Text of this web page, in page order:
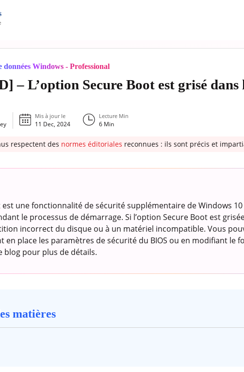
données Windows - Professional
– L’option Secure Boot est grisé
Mis à jour le
11 Dec, 2024
Lecture Min
6Min
respectent des normes éditoriales reconnues : ils sont précis et
est une fonctionnalité de sécurité supplémentaire de Windows
le processus de démarrage. Si l’option Secure Boot est
incorrect du disque ou à un matériel incompatible. Vous
en place les paramètres de sécurité du BIOS ou en modifiant le
blog pour plus de détails.
matières